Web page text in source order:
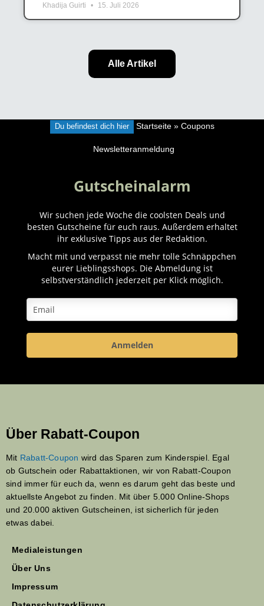
Khadija Guirti 15. Juli 2026
Alle Artikel
Du befindest dich hier Startseite» Coupons
Newsletteranmeldung
Gutscheinalarm
Wir suchen jede Woche die coolsten Deals und
besten Gutscheine für euch raus. Außerdem erhaltet
ihr exklusive Tipps aus der Redaktion.
Macht mit und verpasst nie mehr tolle Schnäppchen
eurer Lieblingsshops. Die Abmeldung ist
selbstverständlich jederzeit per Klick möglich.
Anmelden
Über Rabatt-Coupon
Mit Rabatt-Coupon wird das Sparen zum Kinderspiel. Egal
ob Gutschein oder Rabattaktionen, wir von Rabatt-Coupon
sind immer für euch da, wenn es darum geht das beste und
aktuellste Angebot zu finden. Mit über 5.000 Online-Shops
und 20.000 aktiven Gutscheinen, ist sicherlich für jeden
etwas dabei.
Medialeistungen
Über Uns
Impressum